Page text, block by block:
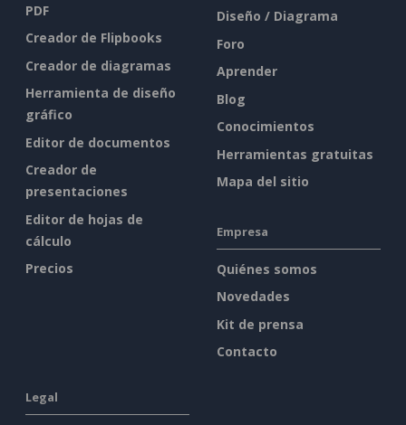
PDF
Creador de Flipbooks
Creador de diagramas
Herramienta de diseño
gráfico
Editor de documentos
Creador de
presentaciones
Editor de hojas de
cálculo
Precios
Diseño / Diagrama
Foro
Aprender
Blog
Conocimientos
Herramientas gratuitas
Mapa del sitio
Empresa
Quiénes somos
Novedades
Kit de prensa
Contacto
Legal